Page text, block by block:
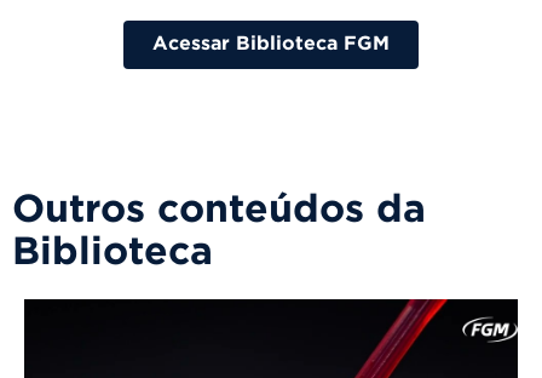
Acessar Biblioteca FGM
Outros conteúdos da
Biblioteca